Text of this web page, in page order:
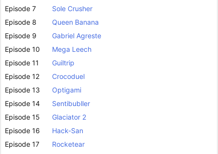
Episode 7
Sole Crusher
Episode 8
Queen Banana
Episode 9
Gabriel Agreste
Episode 10
Mega Leech
Episode 11
Guiltrip
Episode 12
Crocoduel
Episode 13
Optigami
Episode 14
Sentibubller
Episode 15
Glaciator 2
Episode 16
Hack-San
Episode 17
Rocketear